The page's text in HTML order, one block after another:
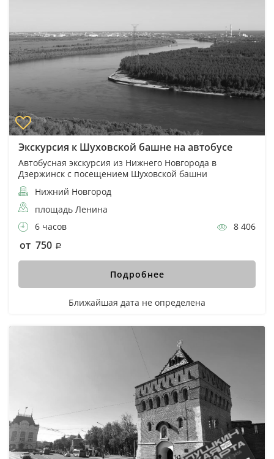
Экскурсия к Шуховской башне на автобусе
Автобусная экскурсия из Нижнего Новгорода в
Дзержинск с посещением Шуховской башни
Нижний Новгород
площадь Ленина
6 часов
8 406
от 750
Подробнее
Ближайшая дата не определена